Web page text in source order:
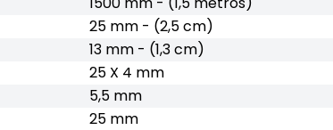
25 mm - (2,5 cm)
13 mm - (1,3 cm)
25 X 4 mm
5,5 mm
25 mm